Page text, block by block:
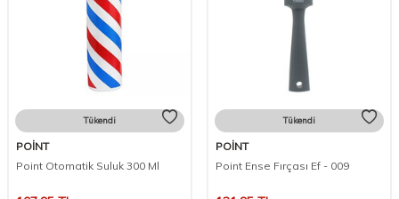
Tükendi
POİNT
Point Otomatik Suluk 300 Ml
Tükendi
POİNT
Point Ense Fırçası Ef - 009